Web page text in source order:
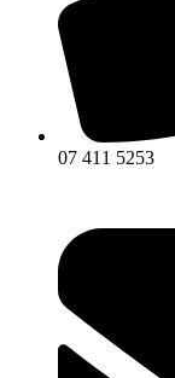
07 411 5253